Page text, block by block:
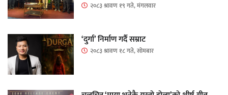
२०८३ श्रावण १९ गते, मंगलवार
‘दुर्गा’ निर्माण गर्दै सम्राट
२०८३ श्रावण १८ गते, सोमबार